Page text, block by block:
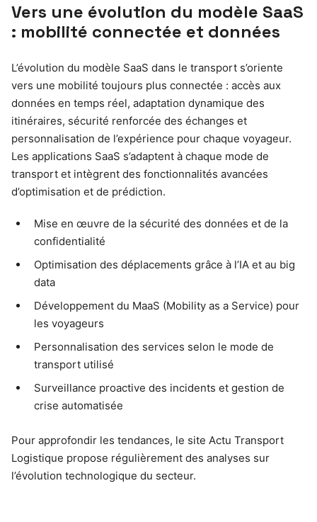
Vers une évolution du modèle SaaS
: mobilité connectée et données
L’évolution du modèle SaaS dans le transport s’oriente
vers une mobilité toujours plus connectée : accès aux
données en temps réel, adaptation dynamique des
itinéraires, sécurité renforcée des échanges et
personnalisation de l’expérience pour chaque voyageur.
Les applications SaaS s’adaptent à chaque mode de
transport et intègrent des fonctionnalités avancées
d’optimisation et de prédiction.
Mise en œuvre de la sécurité des données et de la
confidentialité
Optimisation des déplacements grâce à l’IA et au big
data
Développement du MaaS (Mobility as a Service) pour
les voyageurs
Personnalisation des services selon le mode de
transport utilisé
Surveillance proactive des incidents et gestion de
crise automatisée
Pour approfondir les tendances, le site Actu Transport
Logistique propose régulièrement des analyses sur
l’évolution technologique du secteur.